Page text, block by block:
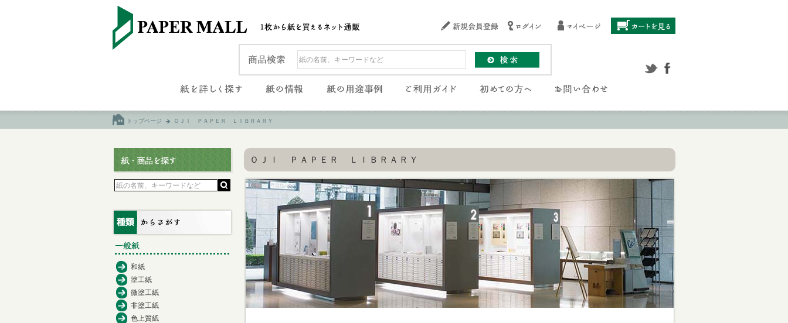
トップページ ＯＪＩ ＰＡＰＥＲ ＬＩＢＲＡＲＹ
ＯＪＩ ＰＡＰＥＲ ＬＩＢＲＡＲＹ
和紙
塗工紙
微塗工紙
非塗工紙
色上質紙